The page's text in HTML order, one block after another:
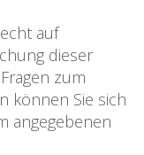
auf
dieser
zum
können Sie sich
angegebenen